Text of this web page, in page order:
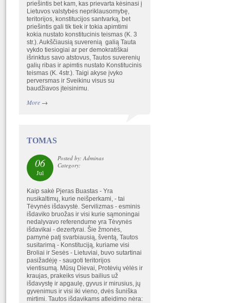
priešintis bet kam, kas prievarta kėsinasi į
Lietuvos valstybės nepriklausomybę,
teritorijos, konstitucijos santvarką, bet
priešintis gali tik tiek ir tokia apimtimi
kokia nustato konstitucinis teismas (K. 3
str.). Aukščiausią suverenią galią Tauta
vykdo tiesiogiai ar per demokratiškai
išrinktus savo atstovus, Tautos suverenių
galių ribas ir apimtis nustato Konstitucinis
teismas (K. 4str.). Taigi akyse įvyko
perversmas ir Sveikinu visus su
baudžiavos įteisinimu.
More→
TOMAS
06
Jul
Posted by: Adminas
Category:
Kaip sakė Pjeras Buastas - Yra
nusikaltimų, kurie neišperkami, - tai
Tėvynės išdavystė. Servilizmas - esminis
išdaviko bruožas ir visi kurie sąmoningai
nedalyvavo referendume yra Tėvynės
išdavikai - dezertyrai. Šie žmonės,
pamynė patį svarbiausią, šventą, Tautos
susitarimą - Konstituciją, kuriame visi
Broliai ir Sesės - Lietuviai, buvo sutartinai
pasižadėję - saugoti teritorijos
vientisumą. Mūsų Dievai, Protėvių vėlės ir
kraujas, prakeiks visus bailius už
išdavystę ir apgaulę, gyvus ir mirusius, jų
gyvenimus ir visi iki vieno, dvės šuniška
mirtimi. Tautos išdavikams atleidimo nėra: